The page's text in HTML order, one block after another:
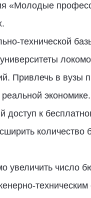
«Молодые
технической
Привлечь в вузы
экономике.
доступ к
количество
увеличить число
техническим